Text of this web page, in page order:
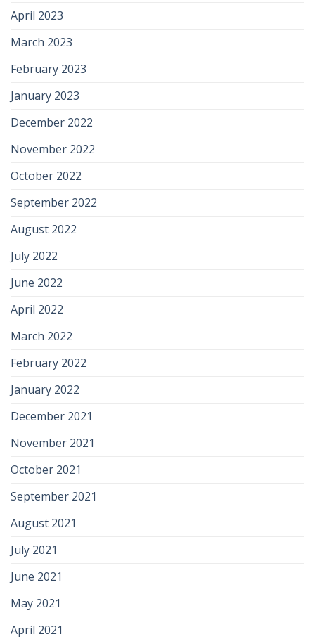
April 2023
March 2023
February 2023
January 2023
December 2022
November 2022
October 2022
September 2022
August 2022
July 2022
June 2022
April 2022
March 2022
February 2022
January 2022
December 2021
November 2021
October 2021
September 2021
August 2021
July 2021
June 2021
May 2021
April 2021